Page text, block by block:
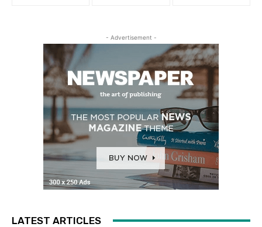
- Advertisement -
LATEST ARTICLES